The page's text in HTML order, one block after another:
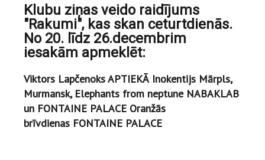
Klubu ziņas veido raidījums
"Rakumi", kas skan ceturtdienās.
No 20. līdz 26.decembrim
iesakām apmeklēt:
Viktors Lapčenoks APTIEKĀ Inokentijs Mārpls,
Murmansk, Elephants from neptune NABAKLAB
un FONTAINE PALACE Oranžās
brīvdienas FONTAINE PALACE